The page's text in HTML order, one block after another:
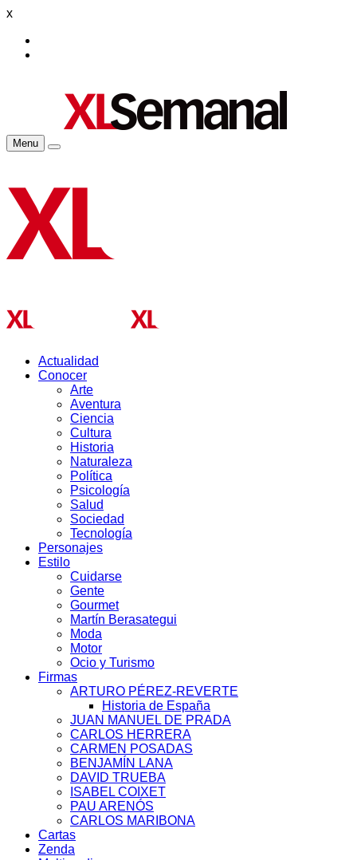
x
Menu
Actualidad
Conocer
Arte
Aventura
Ciencia
Cultura
Historia
Naturaleza
Política
Psicología
Salud
Sociedad
Tecnología
Personajes
Estilo
Cuidarse
Gente
Gourmet
Martín Berasategui
Moda
Motor
Ocio y Turismo
Firmas
ARTURO PÉREZ-REVERTE
Historia de España
JUAN MANUEL DE PRADA
CARLOS HERRERA
CARMEN POSADAS
BENJAMÍN LANA
DAVID TRUEBA
ISABEL COIXET
PAU ARENÓS
CARLOS MARIBONA
Cartas
Zenda